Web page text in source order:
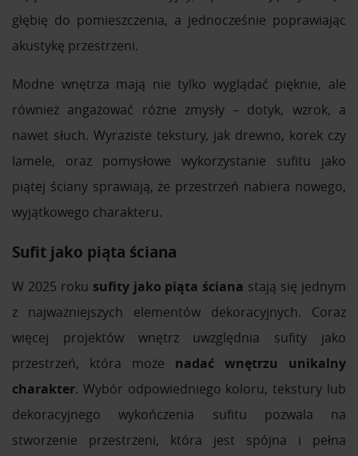
społecznościowym, reklamowym i analitycznym.
Partnerzy mogą połączyć te informacje z innymi danymi
otrzymanymi od Ciebie lub uzyskanymi podczas
głębię do pomieszczenia, a jednocześnie poprawiając
akustykę przestrzeni.
Modne wnętrza mają nie tylko wyglądać pięknie, ale
również angażować różne zmysły – dotyk, wzrok, a
nawet słuch. Wyraziste tekstury, jak drewno, korek czy
lamele, oraz pomysłowe wykorzystanie sufitu jako
piątej ściany sprawiają, że przestrzeń nabiera nowego,
wyjątkowego charakteru.
Sufit jako piąta ściana
W 2025 roku sufity jako piąta ściana stają się jednym
z najważniejszych elementów dekoracyjnych. Coraz
więcej projektów wnętrz uwzględnia sufity jako
przestrzeń, która może nadać wnętrzu unikalny
charakter. Wybór odpowiedniego koloru, tekstury lub
dekoracyjnego wykończenia sufitu pozwala na
stworzenie przestrzeni, która jest spójna i pełna